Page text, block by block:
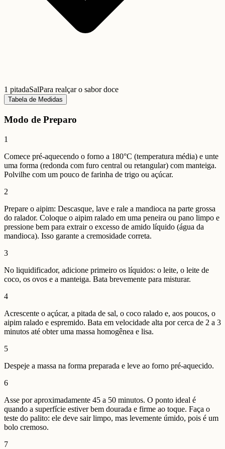
1 pitadaSalPara realçar o sabor doce
Tabela de Medidas
Modo de Preparo
1
Comece pré-aquecendo o forno a 180°C (temperatura média) e unte
uma forma (redonda com furo central ou retangular) com manteiga.
Polvilhe com um pouco de farinha de trigo ou açúcar.
2
Prepare o aipim: Descasque, lave e rale a mandioca na parte grossa
do ralador. Coloque o aipim ralado em uma peneira ou pano limpo e
pressione bem para extrair o excesso de amido líquido (água da
mandioca). Isso garante a cremosidade correta.
3
No liquidificador, adicione primeiro os líquidos: o leite, o leite de
coco, os ovos e a manteiga. Bata brevemente para misturar.
4
Acrescente o açúcar, a pitada de sal, o coco ralado e, aos poucos, o
aipim ralado e espremido. Bata em velocidade alta por cerca de 2 a 3
minutos até obter uma massa homogênea e lisa.
5
Despeje a massa na forma preparada e leve ao forno pré-aquecido.
6
Asse por aproximadamente 45 a 50 minutos. O ponto ideal é
quando a superfície estiver bem dourada e firme ao toque. Faça o
teste do palito: ele deve sair limpo, mas levemente úmido, pois é um
bolo cremoso.
7